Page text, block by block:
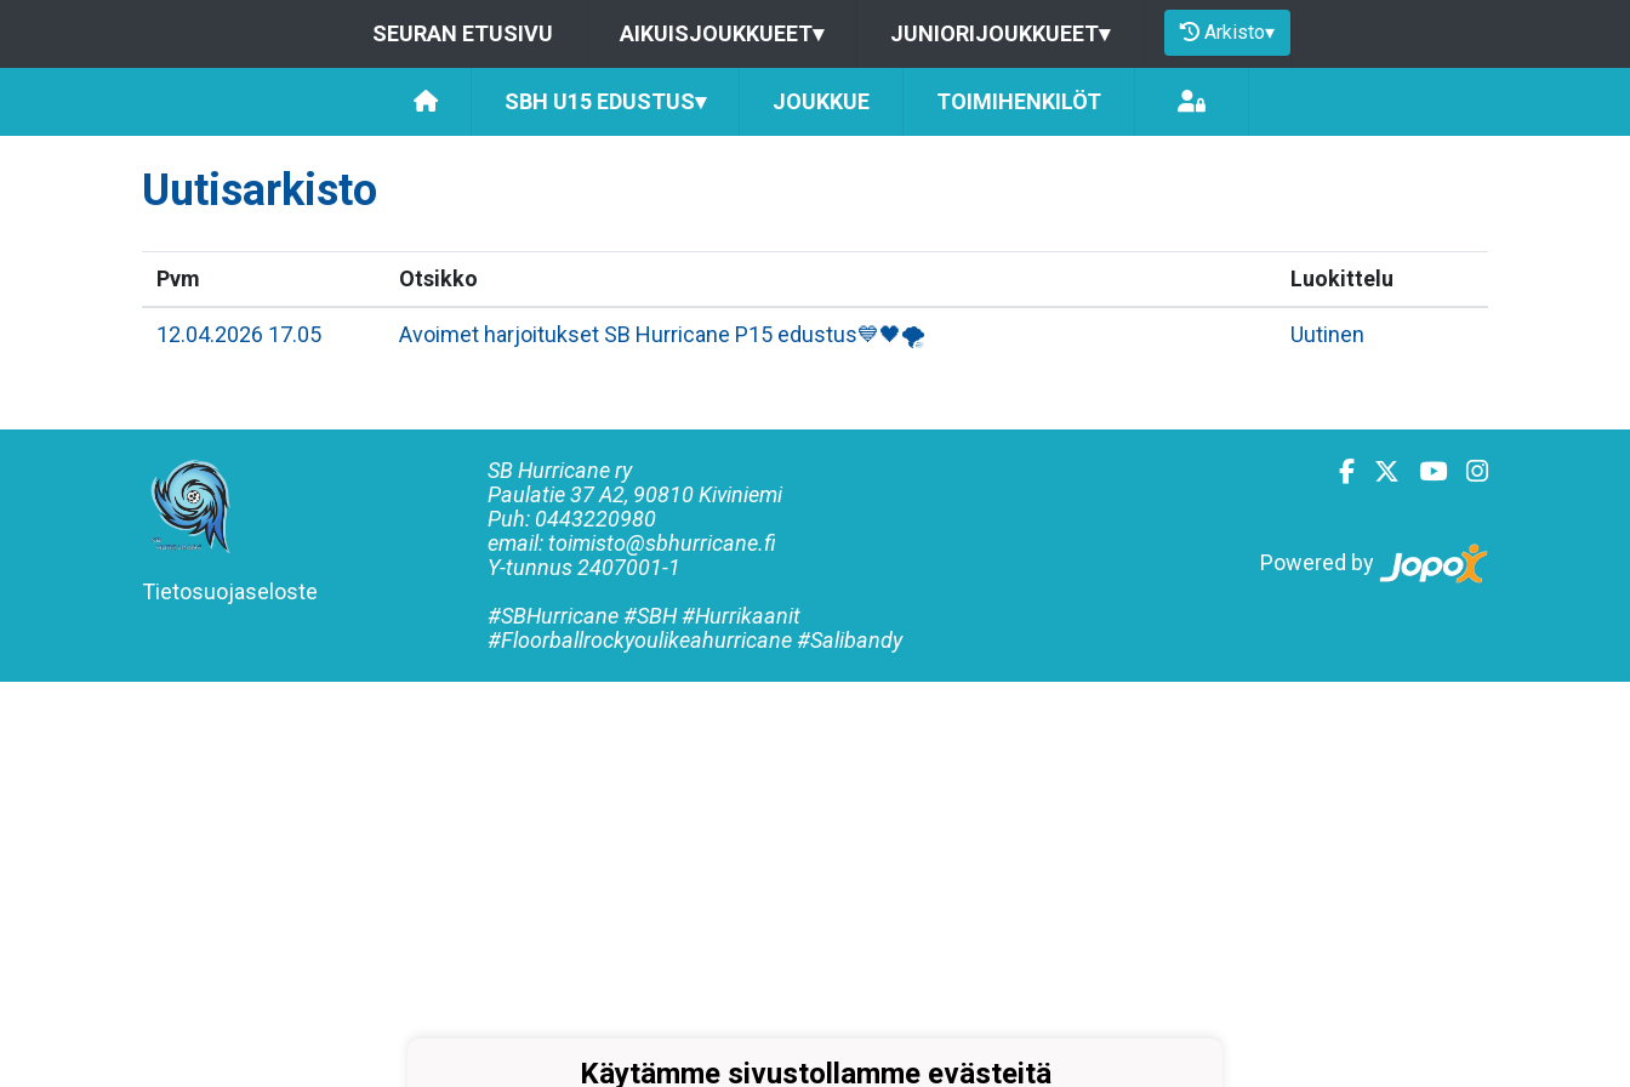
SEURAN ETUSIVU AIKUISJOUKKUEET▾ JUNIORIJOUKKUEET▾ Arkisto▾
SBH U15 EDUSTUS▾ JOUKKUE TOIMIHENKILÖT
Uutisarkisto
Pvm Otsikko Luokittelu
12.04.2026 17.05 Avoimet harjoitukset SB Hurricane P15 edustus💙🖤🌪 Uutinen
Tietosuojaseloste
SB Hurricane ry
Paulatie 37 A2, 90810 Kiviniemi
Puh: 0443220980
email: toimisto@sbhurricane.fi
Y-tunnus2407001-1
#SBHurricane #SBH #Hurrikaanit
#Floorballrockyoulikeahurricane #Salibandy
Powered by
Käytämme sivustollamme evästeitä